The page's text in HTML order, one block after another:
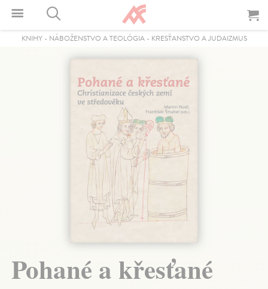
KNIHY- NÁBOŽENSTVO A TEOLÓGIA- KRESŤANSTVO A JUDAIZMUS
Pohané a křesťané